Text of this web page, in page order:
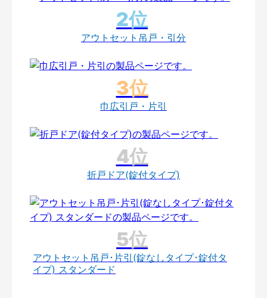
アウトセット吊戸・引分
巾広引戸・片引
折戸ドア(錠付タイプ)
アウトセット吊戸･片引(錠なしタイプ･錠付タ
イプ) スタンダード